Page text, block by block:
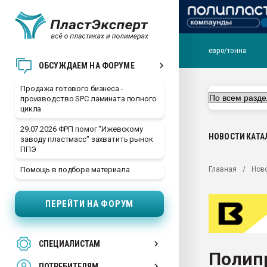
ОБСУЖДАЕМ НА ФОРУМЕ
Продажа готового бизнеса -
производство SPC ламината полного
цикла
29.07.2026 ФРП помог "Ижевскому
заводу пластмасс" захватить рынок
ППЭ
Помощь в подборе материала
ПЕРЕЙТИ НА ФОРУМ
СПЕЦИАЛИСТАМ
28.07.2026
Всё, что касается
Материал
Продам отходы
поликарбоната и АБС-
Armaloy PC/ABS-1IM
евро/тонна
НОВОСТИ
Главная